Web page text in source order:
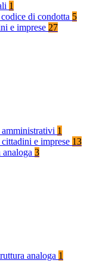
1
di condotta 5
e imprese 27
1
e imprese 13
3
analoga 1